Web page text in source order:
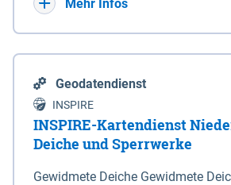
Mehr Infos
Geodatendienst
INSPIRE
INSPIRE-Kartendienst
Deiche und Sperrwerke
Gewidmete Deiche Gewidmete